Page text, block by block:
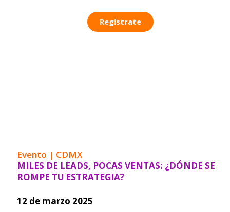
Regístrate
Evento | CDMX
MILES DE LEADS, POCAS VENTAS: ¿DÓNDE SE
ROMPE TU ESTRATEGIA?
12 de marzo 2025